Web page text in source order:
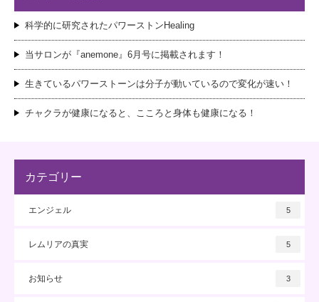
科学的に研究されたパワーストンHealing
当サロンが『anemone』6月号に掲載されます！
生きているパワーストーンは分子が動いているので変化が速い！
チャクラが健康になると、こころと身体も健康になる！
カテゴリー
エンジェル 5
レムリアの真実 5
お知らせ 3